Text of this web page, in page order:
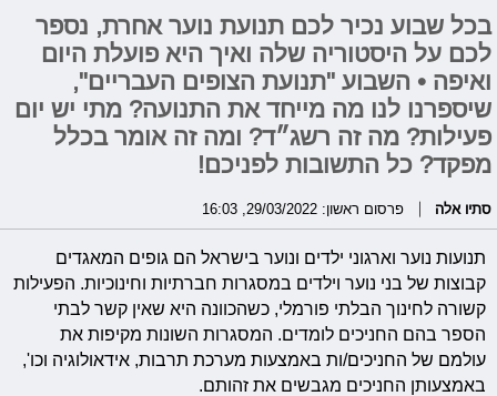
בכל שבוע נכיר לכם תנועת נוער אחרת, נספר
לכם על היסטוריה שלה ואיך היא פועלת היום
ואיפה • השבוע "תנועת הצופים העבריים",
שיספרנו לנו מה מייחד את התנועה? מתי יש יום
פעילות? מה זה רשג״ד? ומה זה אומר בכלל
מפקד? כל התשובות לפניכם!
סתיו אלה פרסום ראשון: 29/03/2022, 16:03
תנועות נוער וארגוני ילדים ונוער בישראל הם גופים המאגדים
קבוצות של בני נוער וילדים במסגרות חברתיות וחינוכיות. הפעילות
קשורה לחינוך הבלתי פורמלי, כשהכוונה היא שאין קשר לבתי
הספר בהם החניכים לומדים. המסגרות השונות מקיפות את
עולמם של החניכים/ות באמצעות מערכת תרבות, אידאולוגיה וכו',
באמצעותן החניכים מגבשים את זהותם.